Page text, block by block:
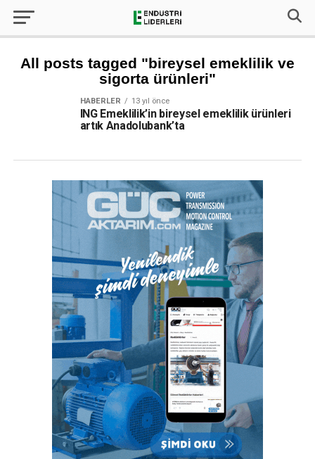
All posts tagged "bireysel emeklilik ve
sigorta ürünleri"
HABERLER 13 yıl önce
ING Emeklilik’in bireysel emeklilik ürünleri
artık Anadolubank’ta